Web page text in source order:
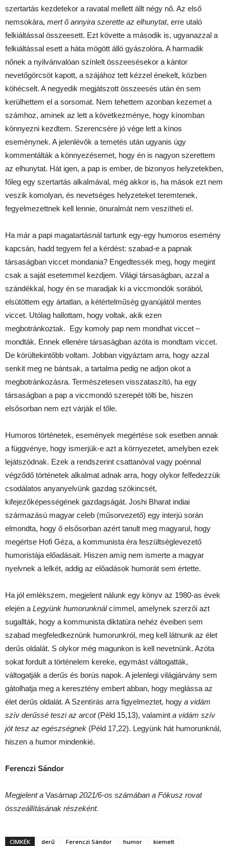
szertartás kezdetekor a ravatal mellett állt négy nő. Az első
nemsokára, mert ő annyira szerette az elhunytat, erre utaló
felkiáltással összeesett. Ezt követte a második is, ugyanazzal a
felkiáltással esett a háta mögött álló gyászolóra. A harmadik
nőnek a nyilvánvalóan színlelt összeesésekor a kántor
nevetőgörcsöt kapott, a szájához tett kézzel énekelt, közben
köhécselt. A negyedik megjátszott összeesés után én sem
kerülhettem el a sorsomat. Nem tehettem azonban kezemet a
számhoz, aminek az lett a következménye, hogy kínomban
könnyezni kezdtem. Szerencsére jó vége lett a kínos
eseménynek. A jelenlévők a temetés után ugyanis úgy
kommentálták a könnyezésemet, hogy én is nagyon szerettem
az elhunytat. Hát igen, a pap is ember, de bizonyos helyzetekben,
főleg egy szertartás alkalmával, még akkor is, ha mások ezt nem
veszik komolyan, és nevetséges helyzeteket teremtenek,
fegyelmezettnek kell lennie, önuralmát nem veszítheti el.
Ha már a papi magatartásnál tartunk egy-egy humoros esemény
kapcsán, hadd tegyem fel a kérdést: szabad-e a papnak
társaságban viccet mondania? Engedtessék meg, hogy megint
csak a saját esetemmel kezdjem. Világi társaságban, azzal a
szándékkal, hogy én se maradjak ki a viccmondók sorából,
elsütöttem egy ártatlan, a kétértelműség gyanújától mentes
viccet. Utólag hallottam, hogy voltak, akik ezen
megbotránkoztak. Egy komoly pap nem mondhat viccet –
mondták. Ennek ellenére társaságban azóta is mondtam viccet.
De körültekintőbb voltam. Jobban vigyáztam arra, hogy azzal
senkit meg ne bántsak, a tartalma pedig ne adjon okot a
megbotránkozásra. Természetesen visszataszító, ha egy
társaságban a pap a viccmondó szerepét tölti be, hiszen
elsősorban nem ezt várják el tőle.
Humoros történetek, események megértése sok esetben annak
a függvénye, hogy ismerjük-e azt a környezetet, amelyben ezek
lejátszódnak. Ezek a rendszerint csattanóval vagy poénnal
végződő történetek alkalmat adnak arra, hogy olykor felfedezzük
csodálatos anyanyelvünk gazdag szókincsét,
kifejezőképességének gazdagságát. Joshi Bharat indiai
származású magyar celeb (műsorvezető) egy interjú során
elmondta, hogy ő elsősorban azért tanult meg magyarul, hogy
megértse Hofi Géza, a kommunista éra feszültséglevezető
humoristája előadásait. Hiszen amíg nem ismerte a magyar
nyelvnek a lelkét, addig az előadások humorát sem értette.
Ha jól emlékszem, megjelent nálunk egy könyv az 1980-as évek
elején a Legyünk humorunknálcímmel, amelynek szerzői azt
sugallták, hogy a kommunista diktatúra nehéz éveiben sem
szabad megfeledkeznünk humorunkról, meg kell látnunk az élet
derűs oldalát. S olykor még magunkon is kell nevetnünk. Azóta
sokat fordult a történelem kereke, egymást váltogatták,
váltogatják a derűs és borús napok. A jelenlegi világjárvány sem
gátolhatja meg a keresztény embert abban, hogy meglássa az
élet derűs oldalát. A Szentírás arra figyelmeztet, hogy a vidám
szív derűssé teszi az arcot (Péld 15,13), valamint a vidám szív
jót tesz az egészségnek (Péld 17,22). Legyünk hát humorunknál,
hiszen a humor mindenkié.
Ferenczi Sándor
Megjelent a Vasárnap 2021/6-os számában a Fókusz rovat
összeállításának részeként.
CIMKÉK derű Ferenczi Sándor humor kiemelt